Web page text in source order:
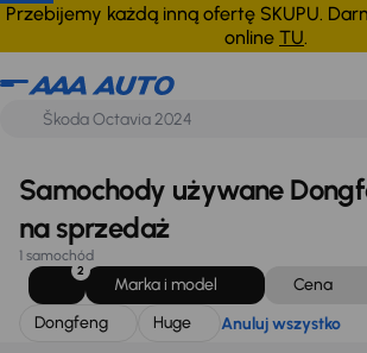
Przebijemy każdą inną ofertę SKUPU.
online TU.
Dongfeng Huge Anuluj wszystko
Samochody używane
na sprzedaż
1 samochód
2
Marka i model Cena
Dongfeng
Huge Anuluj wszystko